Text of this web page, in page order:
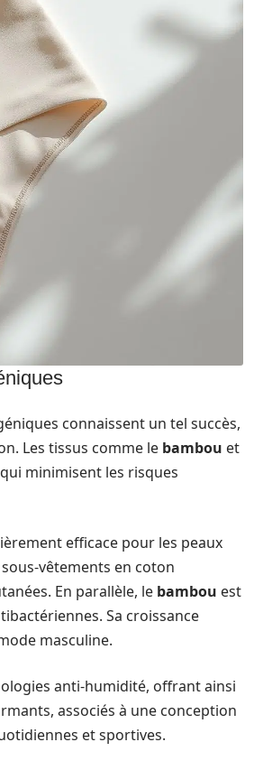
connaissent un tel succès,
Les tissus comme le bambou et
minimisent les risques
efficace pour les peaux
vêtements en coton
En parallèle, le bambou est
Sa croissance
masculine.
anti-humidité, offrant ainsi
associés à une conception
et sportives.